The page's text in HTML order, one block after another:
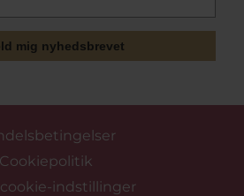
mig nyhedsbrevet
Cookiepolitik
indstillinger